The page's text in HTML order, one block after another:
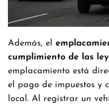
Además, el
cumplimiento de las
emplacamiento está
el pago de impuestos y
local. Al registrar un